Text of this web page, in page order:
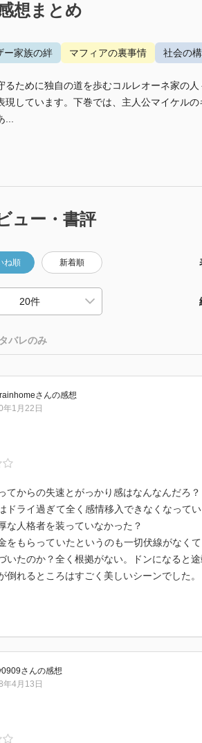
想まとめ
ー家族の絆 マフィアの裏事情 社会の
るために独自の道を歩むコルレオーネ家の
現しています。下巻では、主人公マイケル
ュー・書評
ね順 新着順
バレのみ
さんの感想
年1月22日
てからの失速とがっかり感はなんなんだろ？
ドライ過ぎて全く感情移入できなくなって
な人格者を装っていなかった？
をもらっていたというのも一切伏線がなく
いたのか？全く根拠がない。ドンになると
倒れるところはすごく美しいシーンでした。
さんの感想
年4月13日